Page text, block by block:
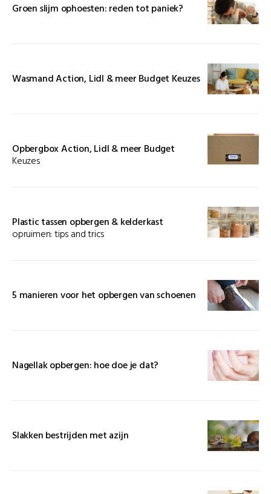
Groen slijm ophoesten: reden tot paniek?
Wasmand Action, Lidl & meer Budget Keuzes
Opbergbox Action, Lidl & meer Budget
Keuzes
Plastic tassen opbergen & kelderkast
opruimen: tips and trics
5 manieren voor het opbergen van schoenen
Nagellak opbergen: hoe doe je dat?
Slakken bestrijden met azijn